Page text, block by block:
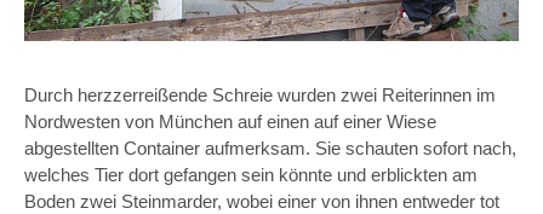
Durch herzzerreißende Schreie wurden zwei Reiterinnen im
Nordwesten von München auf einen auf einer Wiese
abgestellten Container aufmerksam. Sie schauten sofort nach,
welches Tier dort gefangen sein könnte und erblickten am
Boden zwei Steinmarder, wobei einer von ihnen entweder tot